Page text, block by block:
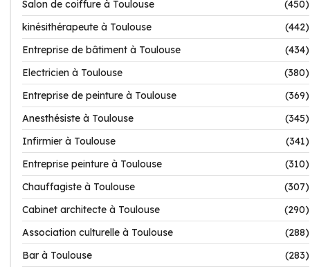
Salon de coiffure à Toulouse
(450)
kinésithérapeute à Toulouse
(442)
Entreprise de bâtiment à Toulouse
(434)
Electricien à Toulouse
(380)
Entreprise de peinture à Toulouse
(369)
Anesthésiste à Toulouse
(345)
Infirmier à Toulouse
(341)
Entreprise peinture à Toulouse
(310)
Chauffagiste à Toulouse
(307)
Cabinet architecte à Toulouse
(290)
Association culturelle à Toulouse
(288)
Bar à Toulouse
(283)